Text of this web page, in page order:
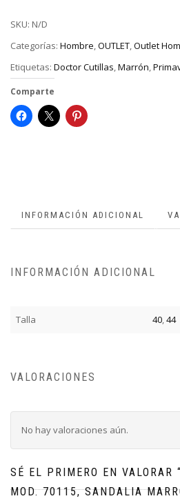
SKU: N/D
Categorías: Hombre,OUTLET,Outlet
Etiquetas: Doctor Cutillas,Marrón,
Comparte
INFORMACIÓN ADICIONAL
INFORMACIÓN ADICIONAL
Talla 40,44
VALORACIONES
No hay valoraciones aún.
SÉ EL PRIMERO EN VALORAR
MOD. 70115, SANDALIA